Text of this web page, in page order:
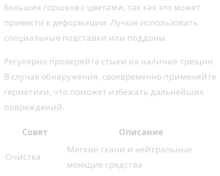
больших горшков с цветами, так как это может
привести к деформации. Лучше использовать
специальные подставки или поддоны.
Регулярно проверяйте стыки на наличие трещин.
В случае обнаружения, своевременно применяйте
герметики, что поможет избежать дальнейших
повреждений.
Совет Описание
Очистка
Мягкие ткани и нейтральные
моющие средства